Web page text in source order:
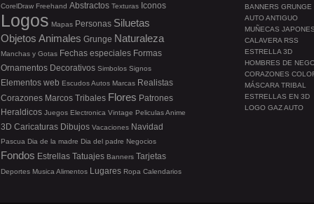
BANNERS GRUNGE
AUTO ANTIGUO
MUÑECAS
CALAVERA RSS
ESTRELLA 3D
HOMBRES DE
CORAZONES
MÁSCARA TRIBAL
ESTRELLAS EN 3D
LOGO GAZ AUTO
CorelDraw Freehand Abstractos Texturas Iconos
Logos Mapas Personas Siluetas
Objetos Animales Grunge Naturaleza
Manchas y Gotas Fechas especiales Formas
Ornamentos Decorativos Simbolos Signos
Elementos web EscudosAutos Marcas Realistas
Corazones Marcos Tribales Flores Patrones
Heraldicos Juegos Electronica Vintage PeliculasAnime
3D Caricaturas Dibujos Vacaciones Navidad
Pascua Dia de la madre Dia del padre Negocios
Fondos Estrellas Tatuajes Banners Tarjetas
Deportes Musica Alimentos Lugares Ropa Calendarios